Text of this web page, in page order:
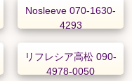
Nosleeve 070-1630-
4293
リフレシア高松 090-
4978-0050